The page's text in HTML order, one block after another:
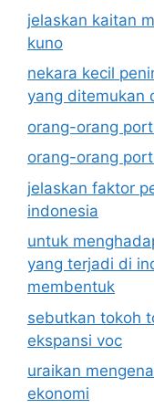
jelaskan kaitan
kuno
nekara kecil
yang ditemukan
orang-orang
orang-orang
jelaskan faktor
indonesia
untuk
yang terjadi di
membentuk
sebutkan tokoh
ekspansi voc
uraikan
ekonomi